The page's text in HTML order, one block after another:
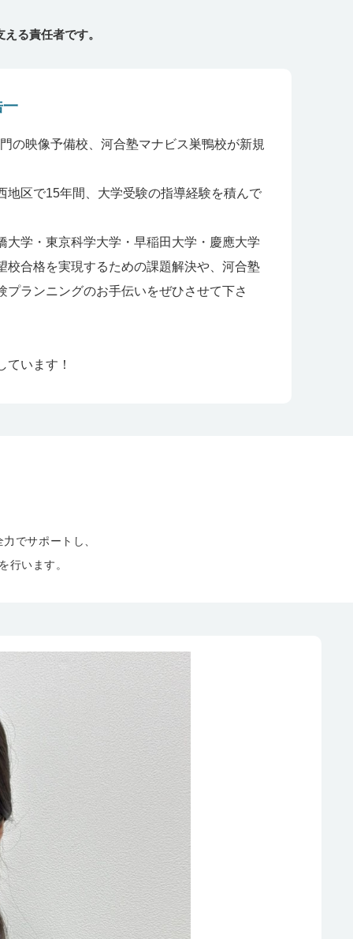
る責任者です。
一
の映像予備校、河合塾マナビス巣鴨校が新規
地区で15年間、大学受験の指導経験を積んで
大学・東京科学大学・早稲田大学・慶應大学
校合格を実現するための課題解決や、河合塾
プランニングのお手伝いをぜひさせて下さ
ています！
でサポートし、
行います。